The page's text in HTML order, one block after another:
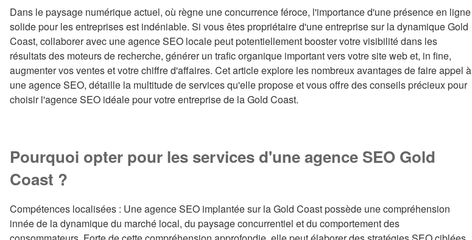
Dans le paysage numérique actuel, où règne une concurrence féroce, l'importance d'une présence en ligne
solide pour les entreprises est indéniable. Si vous êtes propriétaire d'une entreprise sur la dynamique Gold
Coast, collaborer avec une agence SEO locale peut potentiellement booster votre visibilité dans les
résultats des moteurs de recherche, générer un trafic organique important vers votre site web et, in fine,
augmenter vos ventes et votre chiffre d'affaires. Cet article explore les nombreux avantages de faire appel à
une agence SEO, détaille la multitude de services qu'elle propose et vous offre des conseils précieux pour
choisir l'agence SEO idéale pour votre entreprise de la Gold Coast.
Pourquoi opter pour les services d'une agence SEO Gold
Coast ?
Compétences localisées : Une agence SEO implantée sur la Gold Coast possède une compréhension
innée de la dynamique du marché local, du paysage concurrentiel et du comportement des